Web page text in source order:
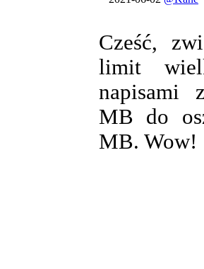
Cześć,
limit
napisami
MB do
MB. Wow!